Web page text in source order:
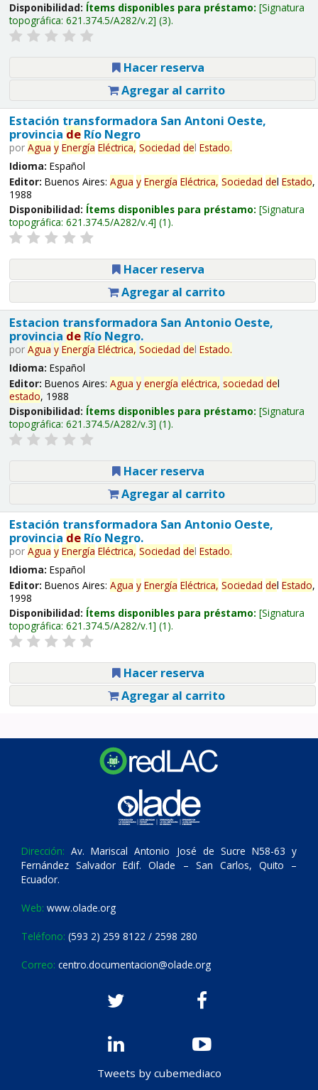
Disponibilidad: Ítems disponibles para préstamo: Signatura
topográfica: 621.374.5/A282/v.2 (3).
Hacer reserva
Agregar al carrito
Estación transformadora San Antoni Oeste,
provincia deRío Negro
por Agua y Energía Eléctrica, Sociedad del Estado.
Idioma: Español
Editor: Buenos Aires: Agua y Energía Eléctrica, Sociedad del Estado,
1988
Disponibilidad: Ítems disponibles para préstamo: Signatura
topográfica: 621.374.5/A282/v.4 (1).
Hacer reserva
Agregar al carrito
Estacion transformadora San Antonio Oeste,
provincia deRío Negro.
por Agua y Energía Eléctrica, Sociedad del Estado.
Idioma: Español
Editor: Buenos Aires: Agua y energía eléctrica, sociedad del
estado, 1988
Disponibilidad: Ítems disponibles para préstamo: Signatura
topográfica: 621.374.5/A282/v.3 (1).
Hacer reserva
Agregar al carrito
Estación transformadora San Antonio Oeste,
provincia deRío Negro.
por Agua y Energía Eléctrica, Sociedad del Estado.
Idioma: Español
Editor: Buenos Aires: Agua y Energía Eléctrica, Sociedad del Estado,
1998
Disponibilidad: Ítems disponibles para préstamo: Signatura
topográfica: 621.374.5/A282/v.1 (1).
Hacer reserva
Agregar al carrito
Dirección: Av. Mariscal Antonio José de Sucre N58-63 y
Fernández Salvador Edif. Olade – San Carlos, Quito –
Ecuador.
Web: www.olade.org
Teléfono: (593 2) 259 8122 / 2598 280
Correo: centro.documentacion@olade.org
Tweets by cubemediaco